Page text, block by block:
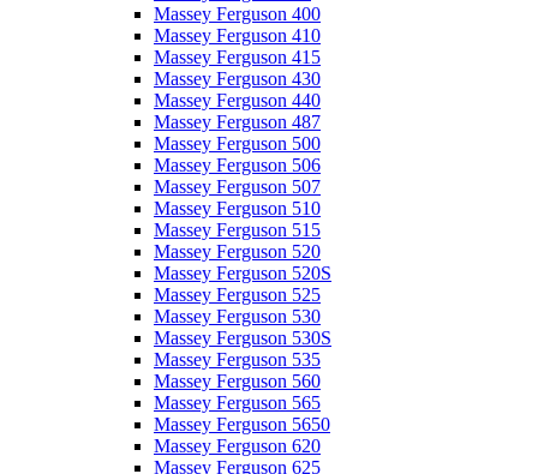
Massey Ferguson 400
Massey Ferguson 410
Massey Ferguson 415
Massey Ferguson 430
Massey Ferguson 440
Massey Ferguson 487
Massey Ferguson 500
Massey Ferguson 506
Massey Ferguson 507
Massey Ferguson 510
Massey Ferguson 515
Massey Ferguson 520
Massey Ferguson 520S
Massey Ferguson 525
Massey Ferguson 530
Massey Ferguson 530S
Massey Ferguson 535
Massey Ferguson 560
Massey Ferguson 565
Massey Ferguson 5650
Massey Ferguson 620
Massey Ferguson 625